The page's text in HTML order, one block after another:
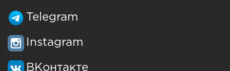
Telegram
Instagram
ВКонтакте